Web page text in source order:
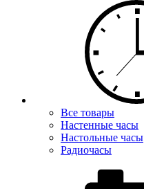
Все товары
Настенные часы
Настольные часы
Радиочасы